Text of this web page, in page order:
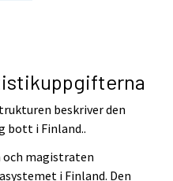
beskriver den
bott i Finland..
magistraten
i Finland. Den